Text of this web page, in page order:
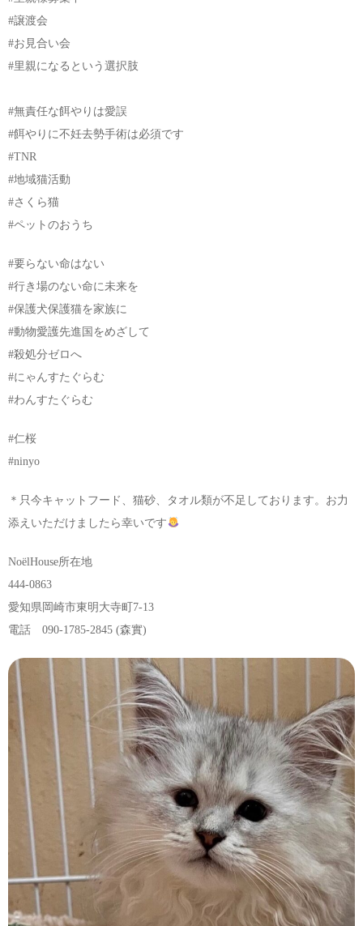
#譲渡会
#お見合い会
#里親になるという選択肢
#無責任な餌やりは愛誤
#餌やりに不妊去勢手術は必須です
#TNR
#地域猫活動
#さくら猫
#ペットのおうち
#要らない命はない
#行き場のない命に未来を
#保護犬保護猫を家族に
#動物愛護先進国をめざして
#殺処分ゼロへ
#にゃんすたぐらむ
#わんすたぐらむ
#仁桜
#ninyo
＊只今キャットフード、猫砂、タオル類が不足しております。お力
添えいただけましたら幸いです
NoëlHouse所在地
444-0863
愛知県岡崎市東明大寺町7-13
電話 090-1785-2845 (森實)